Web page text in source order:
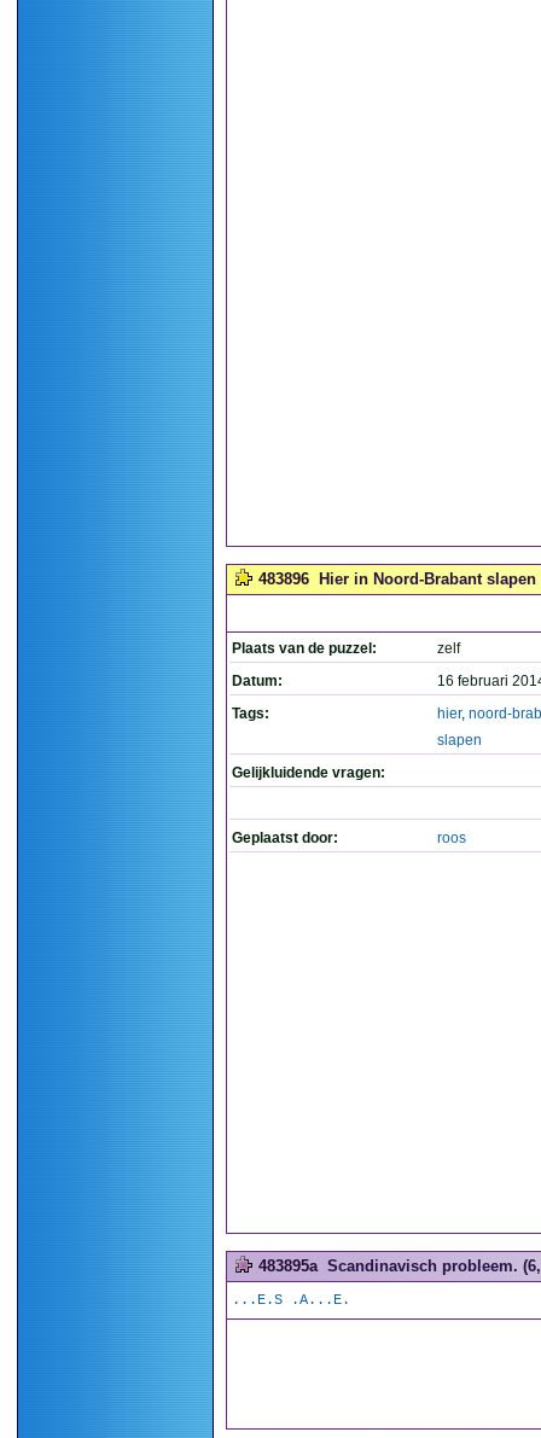
483896 Hier in Noord-Brabant slapen
Plaats van de puzzel:
zelf
Datum:
16 februari
Tags:
hier, noord-
slapen
Gelijkluidende vragen:
Geplaatst door: roos
483895a Scandinavisch probleem.
...E.S .A...E.